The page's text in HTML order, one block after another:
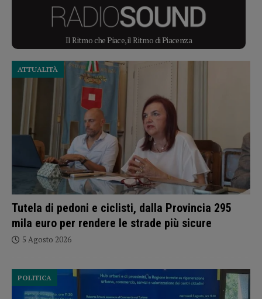
Il Ritmo che Piace, il Ritmo di Piacenza
Tutela di pedoni e ciclisti, dalla Provincia 295
mila euro per rendere le strade più sicure
ATTUALITÀ
5 Agosto 2026
POLITICA